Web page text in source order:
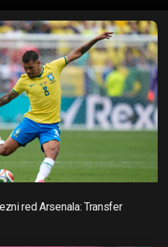
red Arsenala: Transfer